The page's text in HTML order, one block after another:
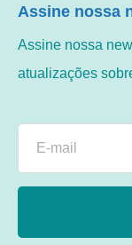
Assine nossa
Assine nossa
atualizações